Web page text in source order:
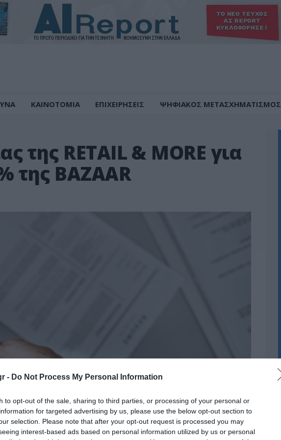
- Do Not Process My Personal Information
to opt-out of the sale, sharing to third parties, or processing of your personal or
for targeted advertising by us, please use the below opt-out section to
selection. Please note that after your opt-out request is processed you may
interest-based ads based on personal information utilized by us or personal
ΚΑΙΝΟΤΟΜΙΑ ΕΠΙΧΕΙΡΗΣΕΙΣ ΨΗΦΙΑΚΟΣ ΜΕΤΑΣΧΗΜΑΤΙΣΜΟΣ
της RETAIL & MORE για
της BAZAAR